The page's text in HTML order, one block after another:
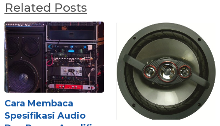
Related Posts
Cara Membaca
Spesifikasi Audio